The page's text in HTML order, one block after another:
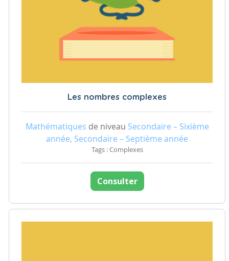
Les nombres complexes
Mathématiques de niveau Secondaire – Sixième
année, Secondaire – Septième année
Tags : Complexes
Consulter